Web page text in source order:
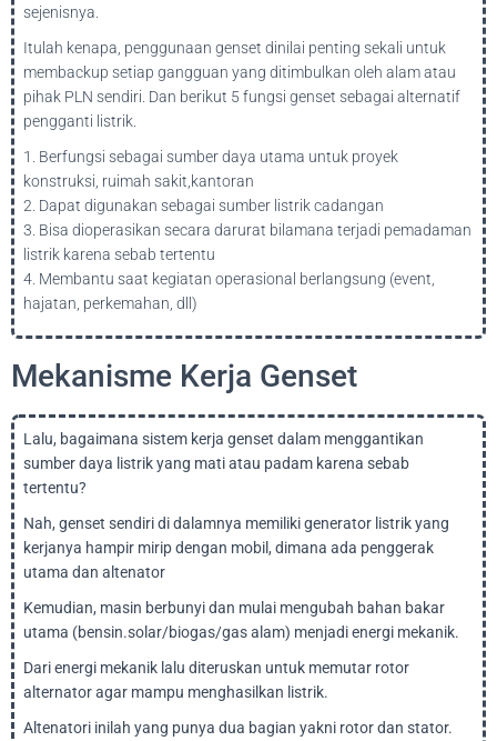
sejenisnya.
Itulah kenapa, penggunaan genset dinilai penting sekali untuk
membackup setiap gangguan yang ditimbulkan oleh alam atau
pihak PLN sendiri. Dan berikut 5 fungsi genset sebagai alternatif
pengganti listrik.
1. Berfungsi sebagai sumber daya utama untuk proyek
konstruksi, ruimah sakit,kantoran
2. Dapat digunakan sebagai sumber listrik cadangan
3. Bisa dioperasikan secara darurat bilamana terjadi pemadaman
listrik karena sebab tertentu
4. Membantu saat kegiatan operasional berlangsung (event,
hajatan, perkemahan, dll)
Mekanisme Kerja Genset
Lalu, bagaimana sistem kerja genset dalam menggantikan
sumber daya listrik yang mati atau padam karena sebab
tertentu?
Nah, genset sendiri di dalamnya memiliki generator listrik yang
kerjanya hampir mirip dengan mobil, dimana ada penggerak
utama dan altenator
Kemudian, masin berbunyi dan mulai mengubah bahan bakar
utama (bensin.solar/biogas/gas alam) menjadi energi mekanik.
Dari energi mekanik lalu diteruskan untuk memutar rotor
alternator agar mampu menghasilkan listrik.
Altenatori inilah yang punya dua bagian yakni rotor dan stator.